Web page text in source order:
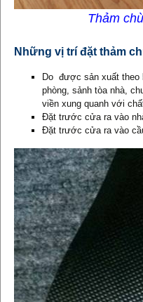
Thảm
Những vị trí đặt thảm
Do được sản xuất theo
phòng, sảnh tòa nhà,
viền xung quanh với
Đặt trước cửa ra vào
Đặt trước cửa ra vào